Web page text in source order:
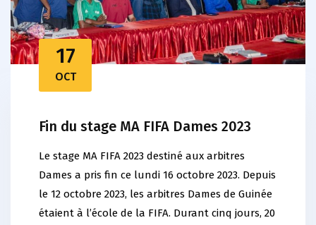
17
OCT
Fin du stage MA FIFA Dames 2023
Le stage MA FIFA 2023 destiné aux arbitres
Dames a pris fin ce lundi 16 octobre 2023. Depuis
le 12 octobre 2023, les arbitres Dames de Guinée
étaient à l’école de la FIFA. Durant cinq jours, 20